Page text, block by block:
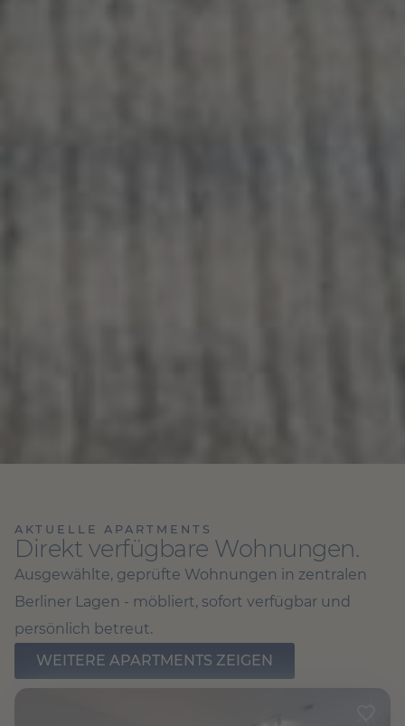
AKTUELLE APARTMENTS
Direkt verfügbare Wohnungen.
Ausgewählte, geprüfte Wohnungen in zentralen
Berliner Lagen - möbliert, sofort verfügbar und
persönlich betreut.
WEITERE APARTMENTS ZEIGEN